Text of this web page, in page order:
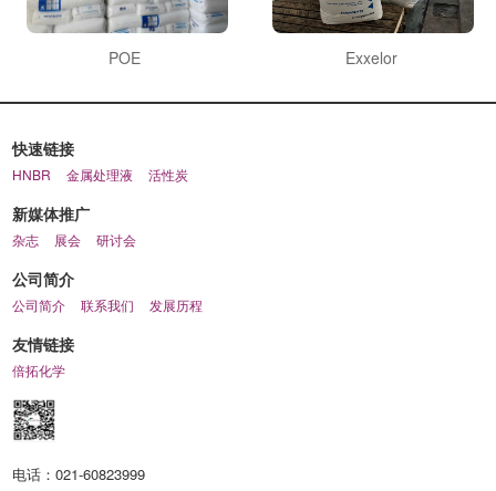
POE Exxelor
快速链接
HNBR 金属处理液 活性炭
新媒体推广
杂志 展会 研讨会
公司简介
公司简介 联系我们 发展历程
友情链接
倍拓化学
电话：021-60823999